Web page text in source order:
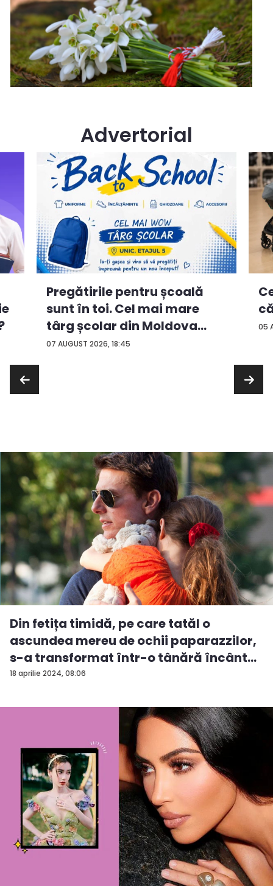
Advertorial
07 AUGUST 2026, 18:45
Pregătirile pentru școală
sunt în toi. Cel mai mare
târg școlar din Moldova
con...
05
18 aprilie 2024, 08:06
Din fetița timidă, pe care tatăl o
ascundea mereu de ochii paparazzilor,
s-a transformat într-o tânără încânt...